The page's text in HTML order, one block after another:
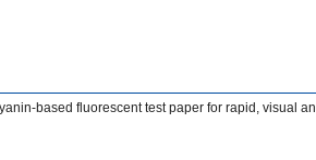
based fluorescent test paper for rapid, visual